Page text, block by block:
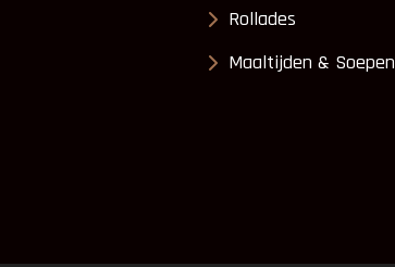
Rollades
Maaltijden & Soepen